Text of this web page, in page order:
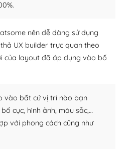
nên dễ dàng sử dụng
UX builder trực quan theo
của layout đã áp dụng vào bố
vào bất cứ vị trí nào bạn
cục, hình ảnh, màu sắc,…
với phong cách cũng như